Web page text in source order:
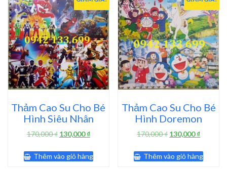
Thảm Cao Su Cho Bé
Hình Siêu Nhân
170,000₫ Giá
là:
170,000 ₫.
130,000₫Giá
tại
là:
Thêm vào giỏ hàng
Thảm Cao Su Cho Bé
Hình Doremon
170,000₫ Giá
là:
170,000 ₫.
130,000₫Giá
tại
là:
Thêm vào giỏ hàng